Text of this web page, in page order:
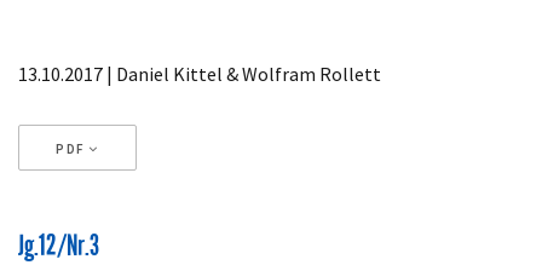
13.10.2017 | Daniel Kittel & Wolfram Rollett
PDF
Jg.12/Nr.3